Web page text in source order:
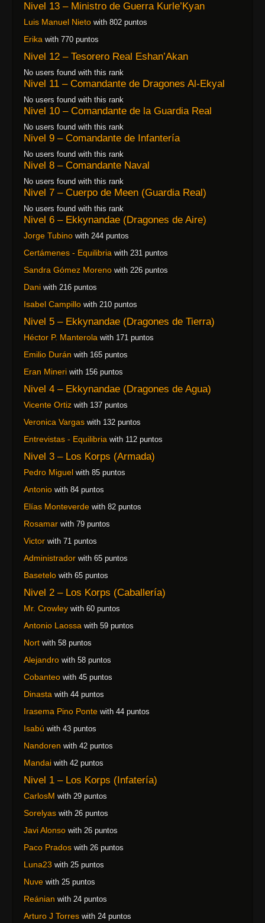
Nivel 13 – Ministro de Guerra Kurle’Kyan
Luis Manuel Nieto with 802 puntos
Erika with 770 puntos
Nivel 12 – Tesorero Real Eshan’Akan
No users found with this rank
Nivel 11 – Comandante de Dragones Al-Ekyal
No users found with this rank
Nivel 10 – Comandante de la Guardia Real
No users found with this rank
Nivel 9 – Comandante de Infantería
No users found with this rank
Nivel 8 – Comandante Naval
No users found with this rank
Nivel 7 – Cuerpo de Meen (Guardia Real)
No users found with this rank
Nivel 6 – Ekkynandae (Dragones de Aire)
Jorge Tubino with 244 puntos
Certámenes - Equilibria with 231 puntos
Sandra Gómez Moreno with 226 puntos
Dani with 216 puntos
Isabel Campillo with 210 puntos
Nivel 5 – Ekkynandae (Dragones de Tierra)
Héctor P. Manterola with 171 puntos
Emilio Durán with 165 puntos
Eran Mineri with 156 puntos
Nivel 4 – Ekkynandae (Dragones de Agua)
Vicente Ortiz with 137 puntos
Veronica Vargas with 132 puntos
Entrevistas - Equilibria with 112 puntos
Nivel 3 – Los Korps (Armada)
Pedro Miguel with 85 puntos
Antonio with 84 puntos
Elías Monteverde with 82 puntos
Rosamar with 79 puntos
Victor with 71 puntos
Administrador with 65 puntos
Basetelo with 65 puntos
Nivel 2 – Los Korps (Caballería)
Mr. Crowley with 60 puntos
Antonio Laossa with 59 puntos
Nort with 58 puntos
Alejandro with 58 puntos
Cobanteo with 45 puntos
Dinasta with 44 puntos
Irasema Pino Ponte with 44 puntos
Isabú with 43 puntos
Nandoren with 42 puntos
Mandai with 42 puntos
Nivel 1 – Los Korps (Infatería)
CarlosM with 29 puntos
Sorelyas with 26 puntos
Javi Alonso with 26 puntos
Paco Prados with 26 puntos
Luna23 with 25 puntos
Nuve with 25 puntos
Reánian with 24 puntos
Arturo J Torres with 24 puntos